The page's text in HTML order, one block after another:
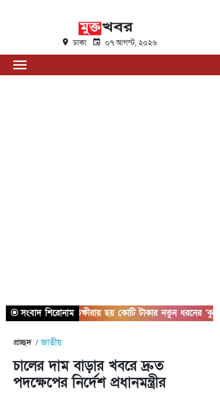
ঢাকা ০৭ আগস্ট, ২০২৬
সংবাদ শিরোনামসাতক্ষীরায় ছয় কোটি টাকার নতুন ধরনের ‘কুশ’
প্রচ্ছদ জাতীয়
চালের দাম বাড়ার খবরে দ্রুত
পদক্ষেপের নির্দেশ প্রধানমন্ত্রীর